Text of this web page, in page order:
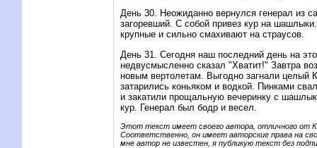
День 30. Hеожиданно вернулся генерал из
загоревший. С собой привез кур на
крупные и сильно смахивают на страусов.
День 31. Сегодня наш последний день на
недвусмысленно сказал "Хватит!" Завтра
новым вертолетам. Выгодно загнали целый
затарились коньяком и водкой. Пинками
и закатили прощальную вечеринку с
кур. Генерал был бодр и весел.
Этот текст имеет своего автора, отличного от
Соответственно, он имеет авторские права на
мне автор не известен, я публикую текст без